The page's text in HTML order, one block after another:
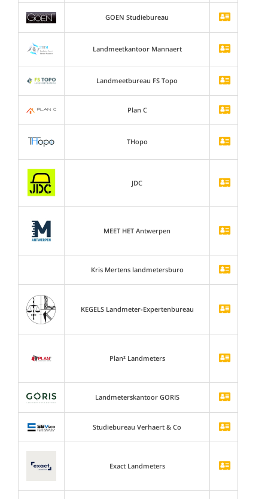
GOEN Studiebureau
Landmeetkantoor Mannaert
Landmeetbureau FS Topo
Plan C
THopo
JDC
MEET HET Antwerpen
Kris Mertens landmetersburo
KEGELS Landmeter-Expertenbureau
Plan² Landmeters
Landmeterskantoor GORIS
Studiebureau Verhaert & Co
Exact Landmeters